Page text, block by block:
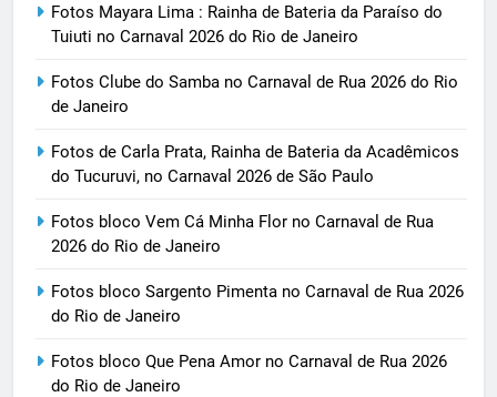
Fotos Mayara Lima : Rainha de Bateria da Paraíso do
Tuiuti no Carnaval 2026 do Rio de Janeiro
Fotos Clube do Samba no Carnaval de Rua 2026 do Rio
de Janeiro
Fotos de Carla Prata, Rainha de Bateria da Acadêmicos
do Tucuruvi, no Carnaval 2026 de São Paulo
Fotos bloco Vem Cá Minha Flor no Carnaval de Rua
2026 do Rio de Janeiro
Fotos bloco Sargento Pimenta no Carnaval de Rua 2026
do Rio de Janeiro
Fotos bloco Que Pena Amor no Carnaval de Rua 2026
do Rio de Janeiro